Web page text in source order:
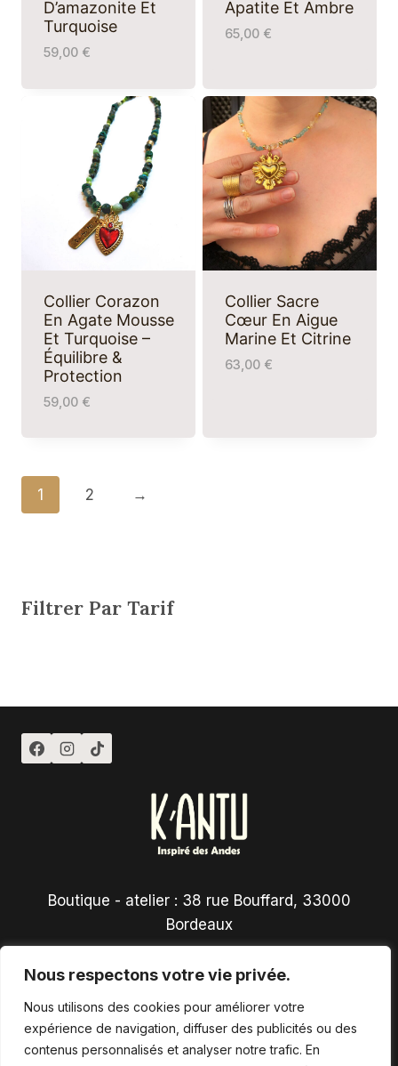
Nous respectons votre vie privée.
Nous utilisons des cookies pour améliorer votre
expérience de navigation, diffuser des publicités ou des
contenus personnalisés et analyser notre trafic. En
D’amazonite Et
Turquoise
59,00 €
Apatite Et Ambre
65,00 €
Collier Corazon
En Agate Mousse
Et Turquoise –
Équilibre &
Protection
59,00 €
Collier Sacre
Cœur En Aigue
Marine Et Citrine
63,00 €
1 2 →
Filtrer Par Tarif
Boutique - atelier : 38 rue Bouffard, 33000
Bordeaux
Conditions générales de vente